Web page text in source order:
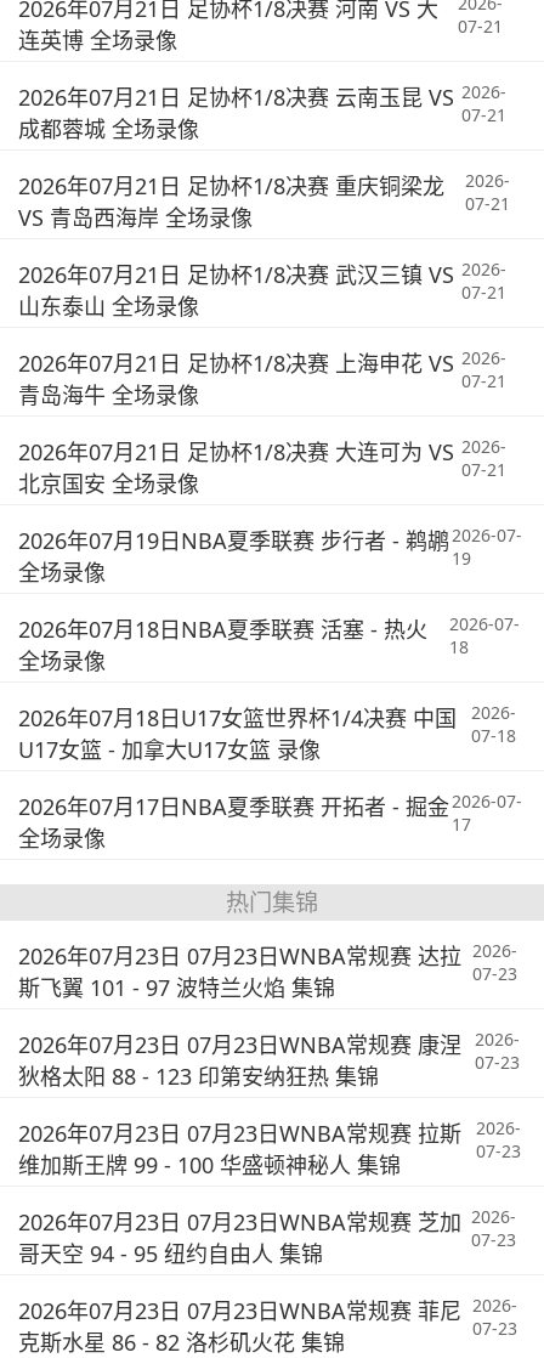
2026年07月21日 足协杯1/8决赛 河南 VS 大
连英博 全场录像
07-21
2026年07月21日 足协杯1/8决赛 云南玉昆 VS
成都蓉城 全场录像
2026-
07-21
2026年07月21日 足协杯1/8决赛 重庆铜梁龙
VS 青岛西海岸 全场录像
2026-
07-21
2026年07月21日 足协杯1/8决赛 武汉三镇 VS
山东泰山 全场录像
2026-
07-21
2026年07月21日 足协杯1/8决赛 上海申花 VS
青岛海牛 全场录像
2026-
07-21
2026年07月21日 足协杯1/8决赛 大连可为 VS
北京国安 全场录像
2026-
07-21
2026年07月19日NBA夏季联赛 步行者 - 鹈鹕
全场录像
2026-07-
19
2026年07月18日NBA夏季联赛 活塞 - 热火
全场录像
2026-07-
18
2026年07月18日U17女篮世界杯1/4决赛 中国
U17女篮 - 加拿大U17女篮 录像
2026-
07-18
2026年07月17日NBA夏季联赛 开拓者 - 掘金
全场录像
2026-07-
17
热门集锦
2026年07月23日 07月23日WNBA常规赛 达拉
斯飞翼 101 - 97 波特兰火焰 集锦
2026-
07-23
2026年07月23日 07月23日WNBA常规赛 康涅
狄格太阳 88 - 123 印第安纳狂热 集锦
2026-
07-23
2026年07月23日 07月23日WNBA常规赛 拉斯
维加斯王牌 99 - 100 华盛顿神秘人 集锦
2026-
07-23
2026年07月23日 07月23日WNBA常规赛 芝加
哥天空 94 - 95 纽约自由人 集锦
2026-
07-23
2026年07月23日 07月23日WNBA常规赛 菲尼
克斯水星 86 - 82 洛杉矶火花 集锦
2026-
07-23